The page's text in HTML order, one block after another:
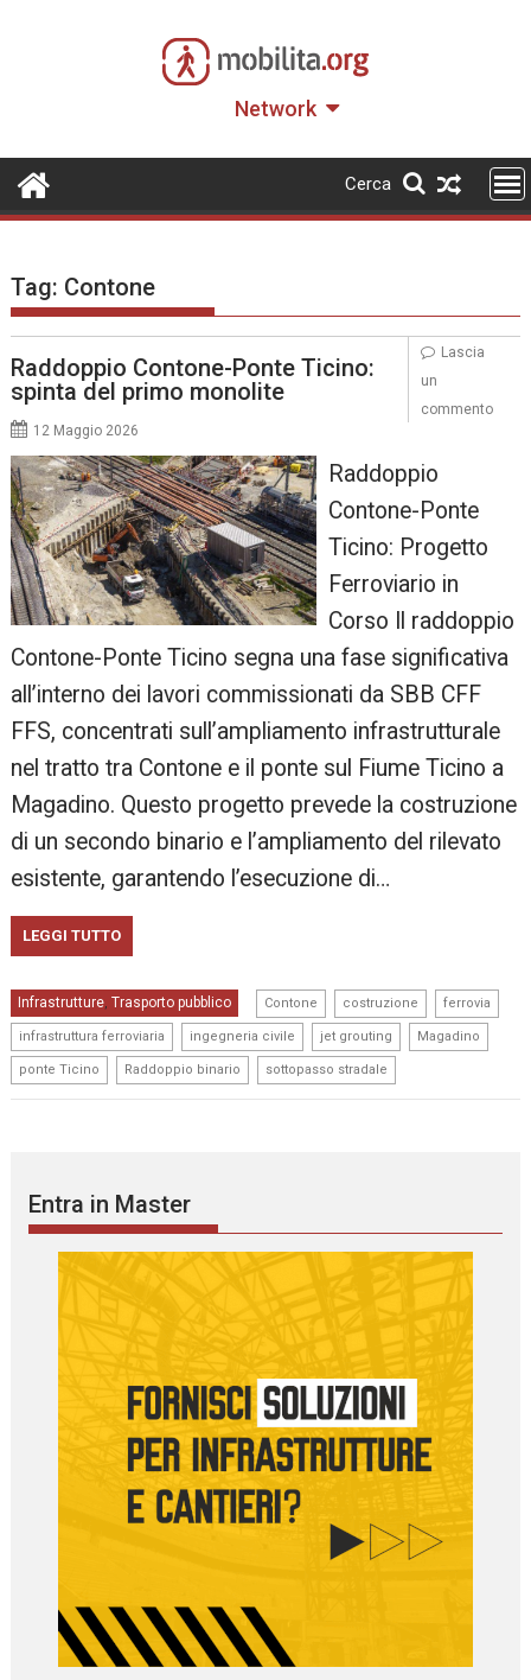
Network
Cerca
Tag: Contone
Raddoppio Contone-Ponte Ticino:
spinta del primo monolite
12 Maggio 2026
Raddoppio
Contone-Ponte
Ticino: Progetto
Ferroviario in
Corso Il raddoppio
Contone-Ponte Ticino segna una fase significativa
all’interno dei lavori commissionati da SBB CFF
FFS, concentrati sull’ampliamento infrastrutturale
nel tratto tra Contone e il ponte sul Fiume Ticino a
Magadino. Questo progetto prevede la costruzione
di un secondo binario e l’ampliamento del rilevato
esistente, garantendo l’esecuzione di…
LEGGI TUTTO
Infrastrutture, Trasporto pubblico Contone costruzione ferrovia
infrastruttura ferroviaria ingegneria civile jet grouting Magadino
ponte Ticino Raddoppio binario sottopasso stradale
Lascia
un
commento
Entra in Master